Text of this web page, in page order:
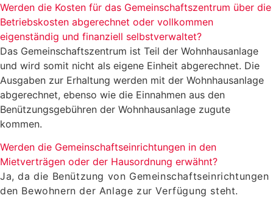
Werden die Kosten für das Gemeinschaftszentrum über die
Betriebskosten abgerechnet oder vollkommen
eigenständig und finanziell selbstverwaltet?
Das Gemeinschaftszentrum ist Teil der Wohnhausanlage
und wird somit nicht als eigene Einheit abgerechnet. Die
Ausgaben zur Erhaltung werden mit der Wohnhausanlage
abgerechnet, ebenso wie die Einnahmen aus den
Benützungsgebühren der Wohnhausanlage zugute
kommen.
Werden die Gemeinschaftseinrichtungen in den
Mietverträgen oder der Hausordnung erwähnt?
Ja, da die Benützung von Gemeinschaftseinrichtungen
den Bewohnern der Anlage zur Verfügung steht.